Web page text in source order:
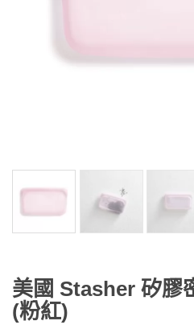
美國 Stasher 矽膠
(粉紅)